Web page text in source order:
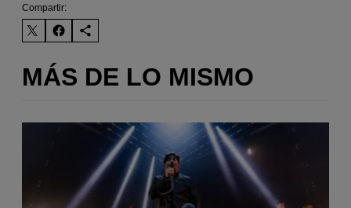
Compartir:
MÁS DE LO MISMO